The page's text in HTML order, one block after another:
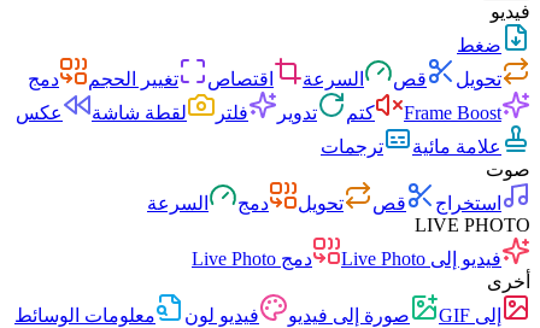
فيديو
ضغط
تحويل
قص السرعة اقتصاص تغيير الحجم
دمج
Frame Boost
كتم تدوير فلتر لقطة شاشة
عكس
علامة مائية
ترجمات
صوت
استخراج
قص تحويل دمج
السرعة
LIVE PHOTO
فيديو إلى Live Photo
دمج Live Photo
أخرى
إلى GIF
صورة إلى فيديو فيديو لون
معلومات الوسائط